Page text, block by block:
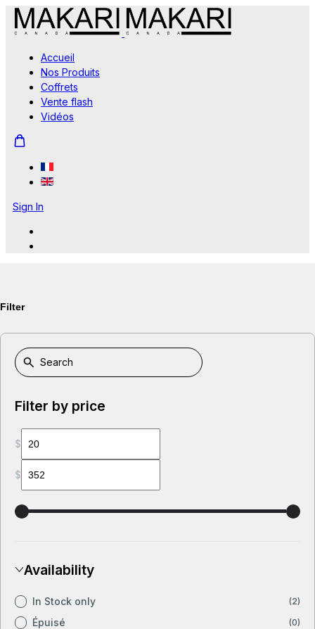
Accueil
Nos Produits
Coffrets
Vente flash
Vidéos
Sign In
Filter
Filter by price
$
$
Availability
In Stock only (2)
Épuisé (0)